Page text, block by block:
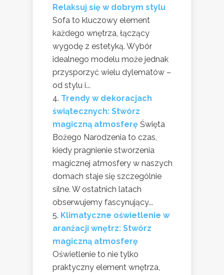
Relaksuj się w dobrym stylu
Sofa to kluczowy element
każdego wnętrza, łączący
wygodę z estetyką. Wybór
idealnego modelu może jednak
przysporzyć wielu dylematów –
od stylu i...
Trendy w dekoracjach
świątecznych: Stwórz
magiczną atmosferę Święta
Bożego Narodzenia to czas,
kiedy pragnienie stworzenia
magicznej atmosfery w naszych
domach staje się szczególnie
silne. W ostatnich latach
obserwujemy fascynujący...
Klimatyczne oświetlenie w
aranżacji wnętrz: Stwórz
magiczną atmosferę
Oświetlenie to nie tylko
praktyczny element wnętrza,